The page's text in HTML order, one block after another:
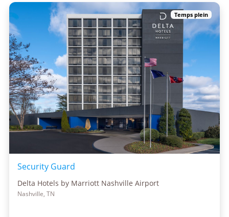
Temps plein
Security Guard
Delta Hotels by Marriott Nashville Airport
Nashville, TN